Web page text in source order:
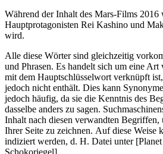
Während der Inhalt des Mars-Films 2016
Hauptprotagonisten Rei Kashino und
wird.
Alle diese Wörter sind gleichzeitig
und Phrasen. Es handelt sich um eine Art
mit dem Hauptschlüsselwort verknüpft
jedoch nicht enthält. Dies kann
jedoch häufig, da sie die Kenntnis des
dasselbe anders zu sagen.
Inhalt nach diesen verwandten
Ihrer Seite zu zeichnen. Auf diese Weise
indiziert werden, d. H. Datei unter